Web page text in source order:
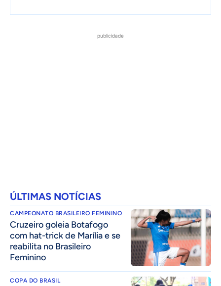
publicidade
ÚLTIMAS NOTÍCIAS
CAMPEONATO BRASILEIRO FEMININO
Cruzeiro goleia Botafogo
com hat-trick de Marília e se
reabilita no Brasileiro
Feminino
COPA DO BRASIL